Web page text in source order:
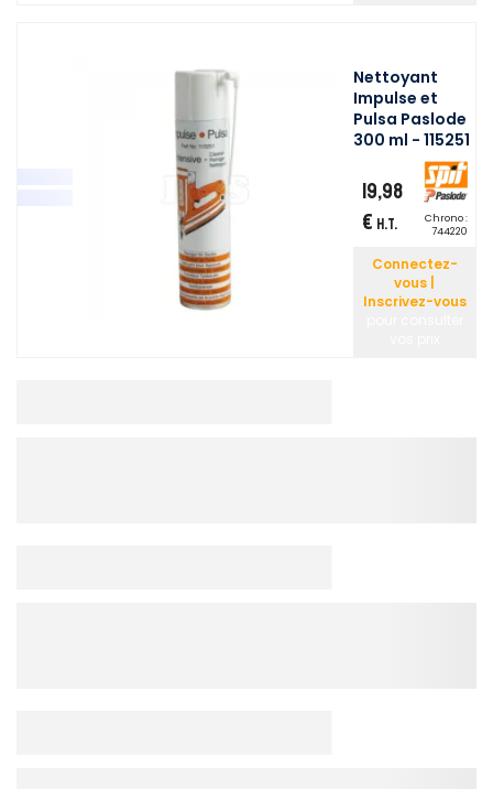
Nettoyant
Impulse et
Pulsa Paslode
300 ml - 115251
19,98
€ H.T.
Chrono :
744220
Connectez-
vous |
Inscrivez-vous